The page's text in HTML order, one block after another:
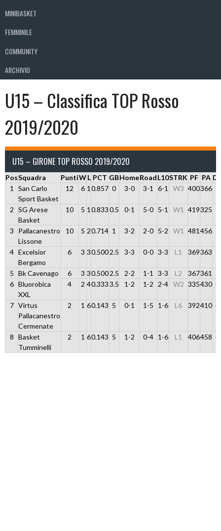
MINIBASKET
FEMMINILE
COMMUNITY
ARCHIVIO
U15 – Classifica TOP Rosso
2019/2020
U15 – GIRONE TOP ROSSO 2019/2020
PosSquadra PuntiWL PCT GBHomeRoadL10STRK PF PA
1
San Carlo
Sport Basket
12 6 1 0.857 0 3-0 3-1 6-1 W3 400366
2 SG Arese
Basket
10 5 1 0.8330.5 0-1 5-0 5-1 W1 419325
3
Pallacanestro
Lissone
10 5 20.714 1 3-2 2-0 5-2 W1 481 456
4 Excelsior
Bergamo
6 3 30.5002.5 3-3 0-0 3-3 L1 369363
5 Bk Cavenago 6 3 30.5002.5 2-2 1-1 3-3 L2 367361
6 Bluorobica
XXL
4 2 40.3333.5 1-2 1-2 2-4 W2 335430 -
7 Virtus
Pallacanestro
Cermenate
2 1 60.143 5 0-1 1-5 1-6 L6 392410 -
8 Basket
Tumminelli
2 1 60.143 5 1-2 0-4 1-6 L1 406458 -